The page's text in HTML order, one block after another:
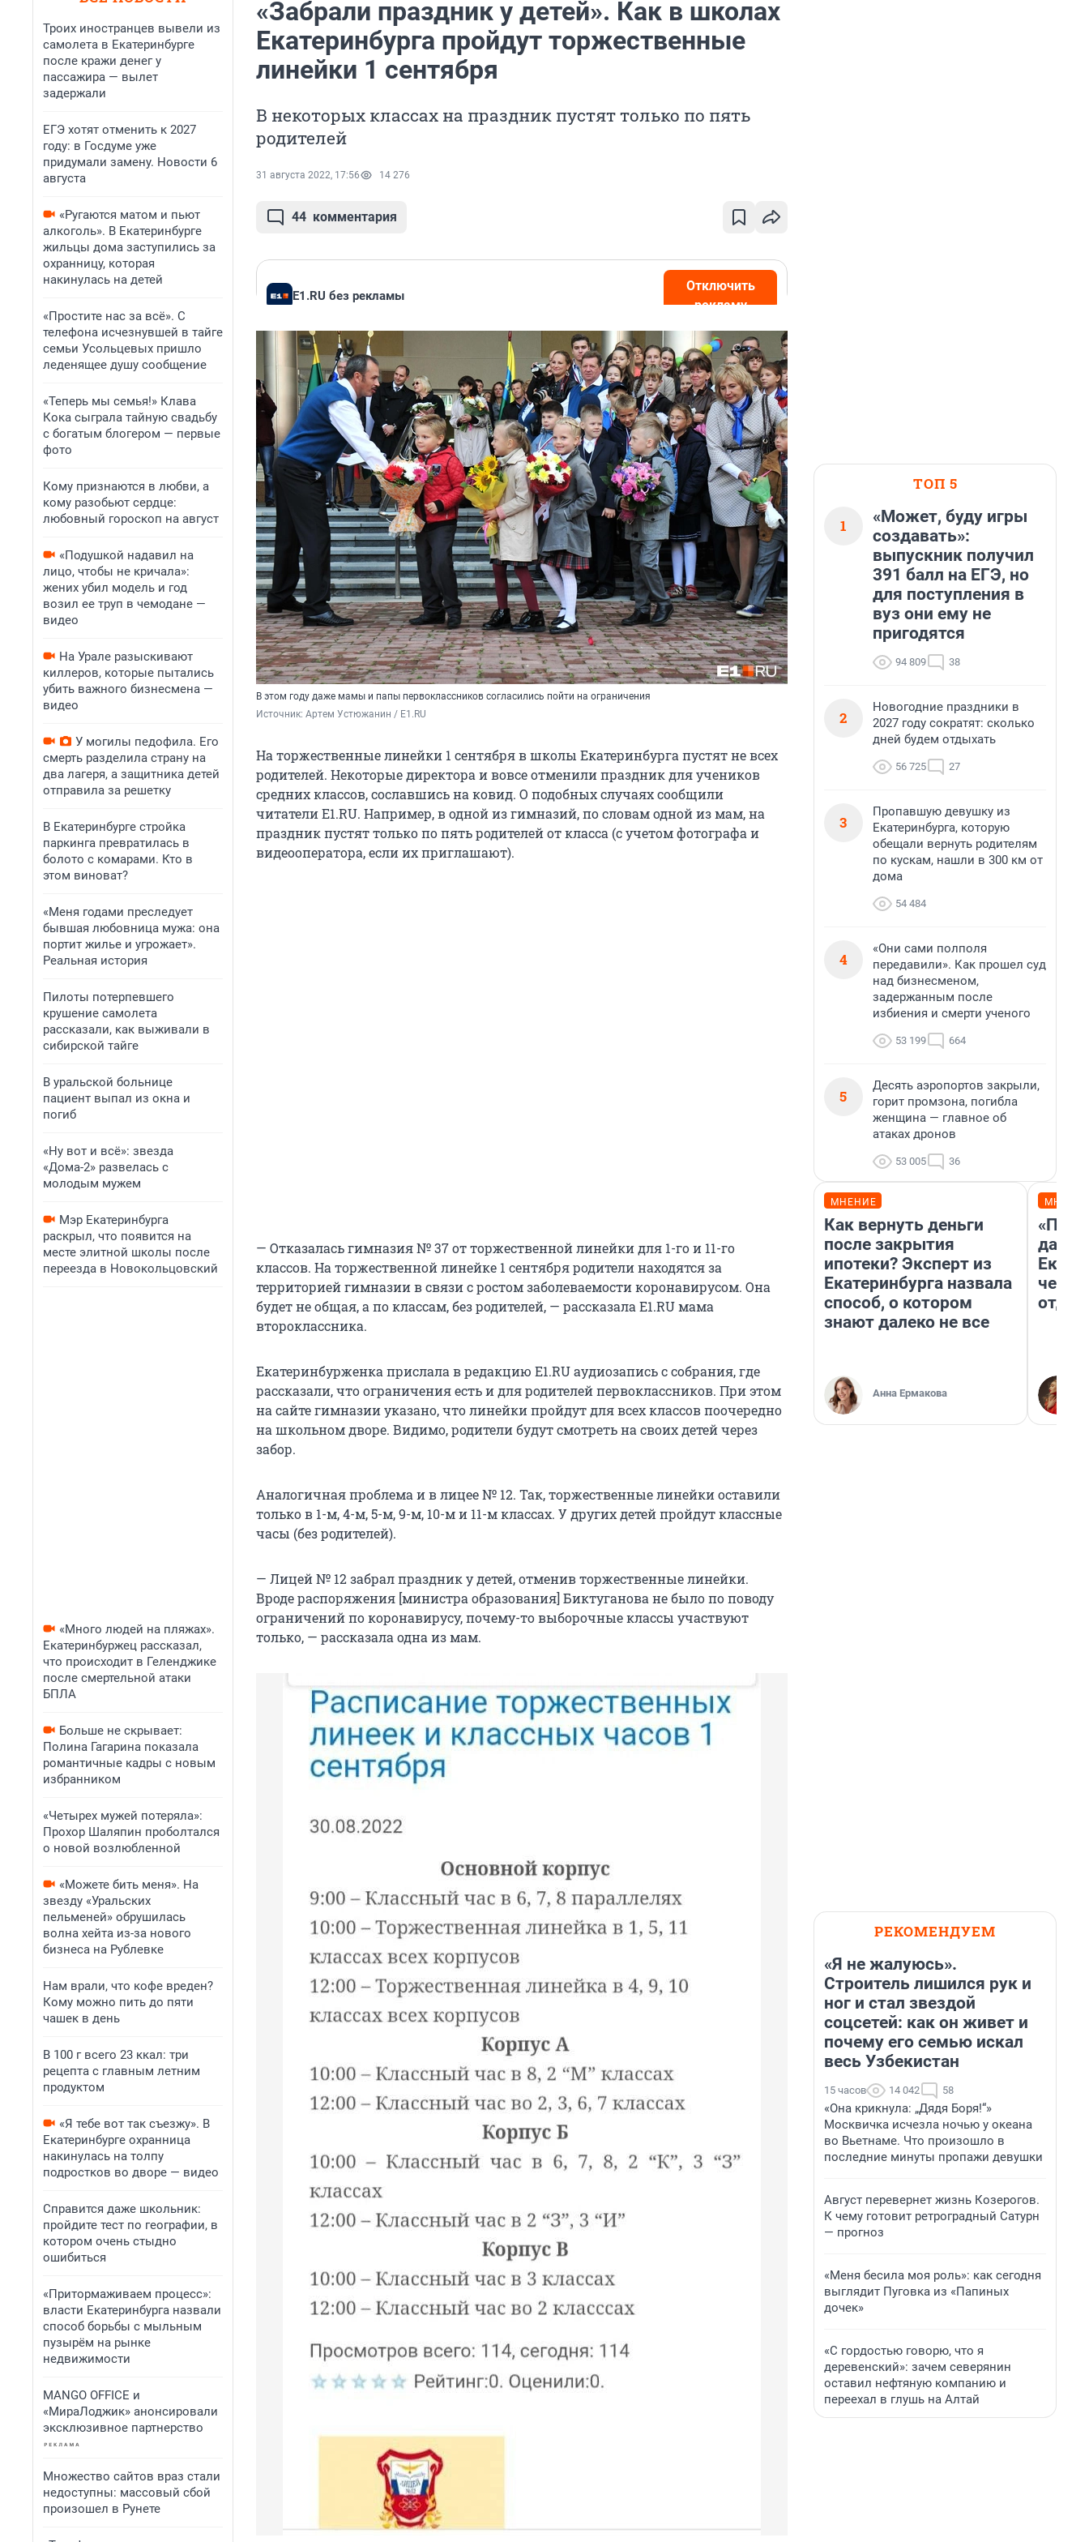
Троих иностранцев вывели из
самолета в Екатеринбурге
после кражи денег у
пассажира — вылет
задержали
ЕГЭ хотят отменить к 2027
году: в Госдуме уже
придумали замену. Новости 6
августа
«Ругаются матом и пьют
алкоголь». В Екатеринбурге
жильцы дома заступились за
охранницу, которая
накинулась на детей
«Простите нас за всё». С
телефона исчезнувшей в тайге
семьи Усольцевых пришло
леденящее душу сообщение
«Теперь мы семья!» Клава
Кока сыграла тайную свадьбу
с богатым блогером — первые
фото
Кому признаются в любви, а
кому разобьют сердце:
любовный гороскоп на август
«Подушкой надавил на
лицо, чтобы не кричала»:
жених убил модель и год
возил ее труп в чемодане —
видео
На Урале разыскивают
киллеров, которые пытались
убить важного бизнесмена —
видео
У могилы педофила. Его
смерть разделила страну на
два лагеря, а защитника детей
отправила за решетку
В Екатеринбурге стройка
паркинга превратилась в
болото с комарами. Кто в
этом виноват?
«Меня годами преследует
бывшая любовница мужа: она
портит жилье и угрожает».
Реальная история
Пилоты потерпевшего
крушение самолета
рассказали, как выживали в
сибирской тайге
В уральской больнице
пациент выпал из окна и
погиб
«Ну вот и всё»: звезда
«Дома-2» развелась с
молодым мужем
Мэр Екатеринбурга
раскрыл, что появится на
месте элитной школы после
переезда в Новокольцовский
«Много людей на пляжах».
Екатеринбуржец рассказал,
что происходит в Геленджике
после смертельной атаки
БПЛА
Больше не скрывает:
Полина Гагарина показала
романтичные кадры с новым
избранником
«Четырех мужей потеряла»:
Прохор Шаляпин проболтался
о новой возлюбленной
«Можете бить меня». На
звезду «Уральских
пельменей» обрушилась
волна хейта из-за нового
бизнеса на Рублевке
Нам врали, что кофе вреден?
Кому можно пить до пяти
чашек в день
В 100 г всего 23 ккал: три
рецепта с главным летним
продуктом
«Я тебе вот так съезжу». В
Екатеринбурге охранница
накинулась на толпу
подростков во дворе — видео
Справится даже школьник:
пройдите тест по географии, в
котором очень стыдно
ошибиться
«Притормаживаем процесс»:
власти Екатеринбурга назвали
способ борьбы с мыльным
пузырём на рынке
недвижимости
MANGO OFFICE и
«МираЛоджик» анонсировали
эксклюзивное партнерство
Множество сайтов враз стали
недоступны: массовый сбой
произошел в Рунете
«Забрали праздник у детей». Как в школах
Екатеринбурга пройдут торжественные
линейки 1 сентября
В некоторых классах на праздник пустят только по пять
родителей
31 августа 2022, 17:56 14 276
44 комментария
E1.RU без рекламы
Отключить
рекламу
В этом году даже мамы и папы первоклассников согласились пойти на ограничения
Источник: Артем Устюжанин / E1.RU
На торжественные линейки 1 сентября в школы Екатеринбурга пустят не всех
родителей. Некоторые директора и вовсе отменили праздник для учеников
средних классов, сославшись на ковид. О подобных случаях сообщили
читатели E1.RU. Например, в одной из гимназий, по словам одной из мам, на
праздник пустят только по пять родителей от класса (с учетом фотографа и
видеооператора, если их приглашают).
— Отказалась гимназия № 37 от торжественной линейки для 1-го и 11-го
классов. На торжественной линейке 1 сентября родители находятся за
территорией гимназии в связи с ростом заболеваемости коронавирусом. Она
будет не общая, а по классам, без родителей, — рассказала E1.RU мама
второклассника.
Екатеринбурженка прислала в редакцию E1.RU аудиозапись с собрания, где
рассказали, что ограничения есть и для родителей первоклассников. При этом
на сайте гимназии указано, что линейки пройдут для всех классов поочередно
на школьном дворе. Видимо, родители будут смотреть на своих детей через
забор.
Аналогичная проблема и в лицее № 12. Так, торжественные линейки оставили
только в 1-м, 4-м, 5-м, 9-м, 10-м и 11-м классах. У других детей пройдут классные
часы (без родителей).
— Лицей № 12 забрал праздник у детей, отменив торжественные линейки.
Вроде распоряжения [министра образования] Биктуганова не было по поводу
ограничений по коронавирусу, почему-то выборочные классы участвуют
только, — рассказала одна из мам.
ТОП 5
1
«Может, буду игры
создавать»:
выпускник получил
391 балл на ЕГЭ, но
для поступления в
вуз они ему не
пригодятся
94 809 38
2
Новогодние праздники в
2027 году сократят: сколько
дней будем отдыхать
56 725 27
3
Пропавшую девушку из
Екатеринбурга, которую
обещали вернуть родителям
по кускам, нашли в 300 км от
дома
54 484
4
«Они сами полполя
передавили». Как прошел суд
над бизнесменом,
задержанным после
избиения и смерти ученого
53 199 664
5
Десять аэропортов закрыли,
горит промзона, погибла
женщина — главное об
атаках дронов
53 005 36
МНЕНИЕ
Как вернуть деньги
после закрытия
ипотеки? Эксперт из
Екатеринбурга назвала
способ, о котором
знают далеко не все
Анна Ермакова
«Про
даже
РЕКОМЕНДУЕМ
«Я не жалуюсь».
Строитель лишился рук и
ног и стал звездой
соцсетей: как он живет и
почему его семью искал
весь Узбекистан
15 часов 14 042 58
«Она крикнула: „Дядя Боря!“»
Москвичка исчезла ночью у океана
во Вьетнаме. Что произошло в
последние минуты пропажи девушки
Август перевернет жизнь Козерогов.
К чему готовит ретроградный Сатурн
— прогноз
«Меня бесила моя роль»: как сегодня
выглядит Пуговка из «Папиных
дочек»
«С гордостью говорю, что я
деревенский»: зачем северянин
оставил нефтяную компанию и
переехал в глушь на Алтай